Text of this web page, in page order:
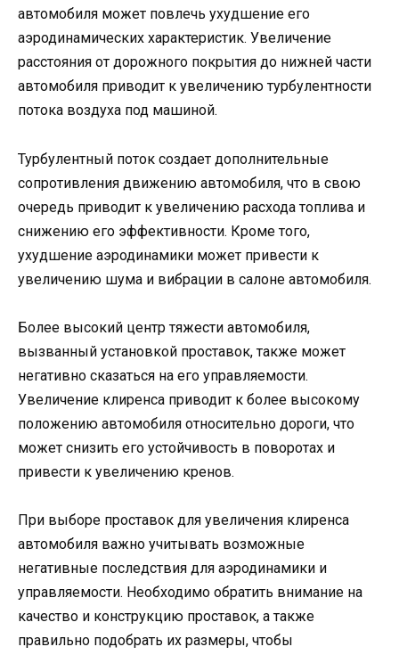
автомобиля может повлечь ухудшение его
аэродинамических характеристик. Увеличение
расстояния от дорожного покрытия до нижней части
автомобиля приводит к увеличению турбулентности
потока воздуха под машиной.
Турбулентный поток создает дополнительные
сопротивления движению автомобиля, что в свою
очередь приводит к увеличению расхода топлива и
снижению его эффективности. Кроме того,
ухудшение аэродинамики может привести к
увеличению шума и вибрации в салоне автомобиля.
Более высокий центр тяжести автомобиля,
вызванный установкой проставок, также может
негативно сказаться на его управляемости.
Увеличение клиренса приводит к более высокому
положению автомобиля относительно дороги, что
может снизить его устойчивость в поворотах и
привести к увеличению кренов.
При выборе проставок для увеличения клиренса
автомобиля важно учитывать возможные
негативные последствия для аэродинамики и
управляемости. Необходимо обратить внимание на
качество и конструкцию проставок, а также
правильно подобрать их размеры, чтобы